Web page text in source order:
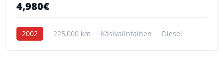
4,980€
2002 225,000 km Käsivalintainen Diesel